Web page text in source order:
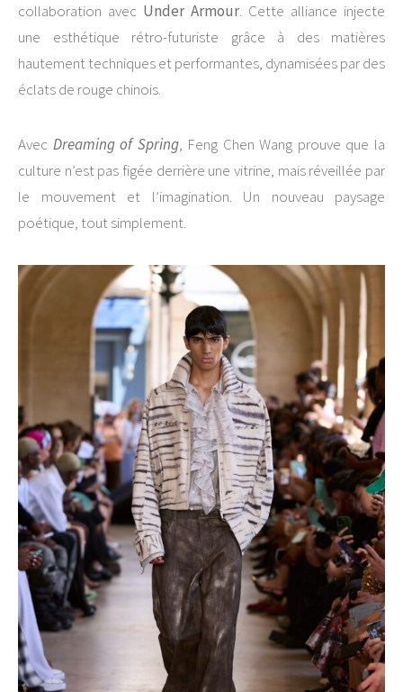
collaboration avec Under Armour. Cette alliance injecte
une esthétique rétro-futuriste grâce à des matières
hautement techniques et performantes, dynamisées par des
éclats de rouge chinois.
Avec Dreaming of Spring, Feng Chen Wang prouve que la
culture n’est pas figée derrière une vitrine, mais réveillée par
le mouvement et l’imagination. Un nouveau paysage
poétique, tout simplement.